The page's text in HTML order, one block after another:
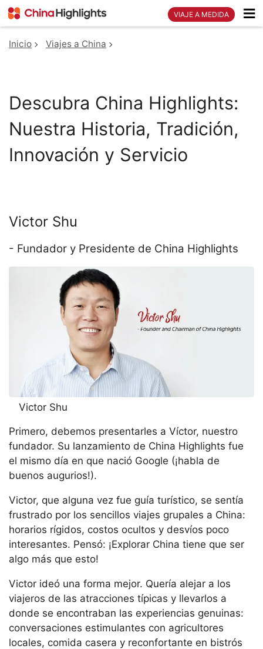
VIAJE A MEDIDA
Inicio Viajes a China
Descubra China Highlights:
Nuestra Historia, Tradición,
Innovación y Servicio
Victor Shu
- Fundador y Presidente de China Highlights
Victor Shu
Primero, debemos presentarles a Víctor, nuestro
fundador. Su lanzamiento de China Highlights fue
el mismo día en que nació Google (¡habla de
buenos augurios!).
Victor, que alguna vez fue guía turístico, se sentía
frustrado por los sencillos viajes grupales a China:
horarios rígidos, costos ocultos y desvíos poco
interesantes. Pensó: ¡Explorar China tiene que ser
algo más que esto!
Victor ideó una forma mejor. Quería alejar a los
viajeros de las atracciones típicas y llevarlos a
donde se encontraban las experiencias genuinas:
conversaciones estimulantes con agricultores
locales, comida casera y reconfortante en bistrós